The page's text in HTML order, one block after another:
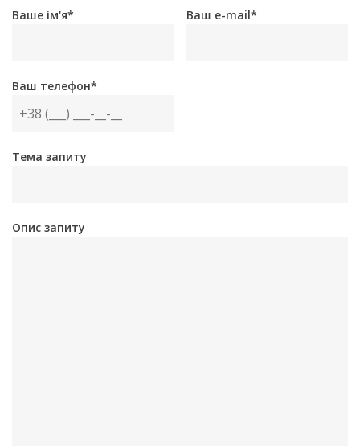
Ваше ім'я* Ваш e-mail*
Ваш телефон*
Тема запиту
Опис запиту